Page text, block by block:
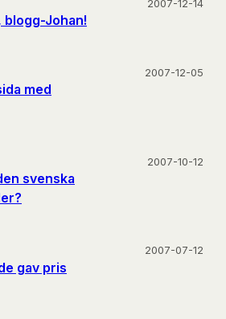
Johan!
2007-12-14
med
2007-12-05
svenska
2007-10-12
gav pris
2007-07-12